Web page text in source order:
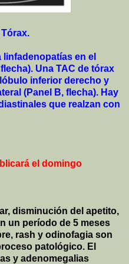
linfadenopatías en el
Una TAC de tórax
inferior derecho y
(Panel B, flecha). Hay
que realzan con
el domingo
disminución del apetito,
un período de 5 meses
rash y odinofagia son
patológico. El
y adenomegalias